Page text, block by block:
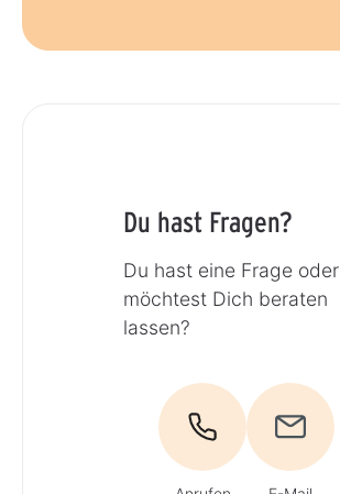
Du hast Fragen?
Du hast eine Frage oder
möchtest Dich beraten
lassen?